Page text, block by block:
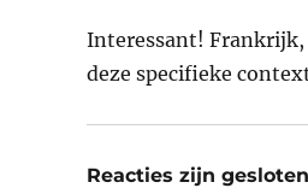
Interessant! Frankrijk,
deze specifieke
Reacties zijn